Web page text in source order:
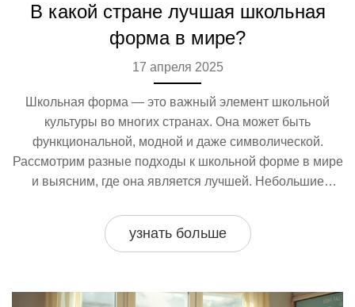
В какой стране лучшая школьная
форма в мире?
17 апреля 2025
Школьная форма — это важный элемент школьной
культуры во многих странах. Она может быть
функциональной, модной и даже символической.
Рассмотрим разные подходы к школьной форме в мире
и выясним, где она является лучшей. Небольшие
школьная форма влияет на учеников и чем она
отличается в разных странах.
узнать больше